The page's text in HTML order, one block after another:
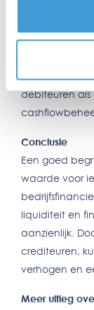
Het primaire
ligt in hun
inkomsten,
debiteuren als
Conclusie
Een goed
waarde voor
liquiditeit en
aanzienlijk.
crediteuren,
verhogen en
Meer uitleg